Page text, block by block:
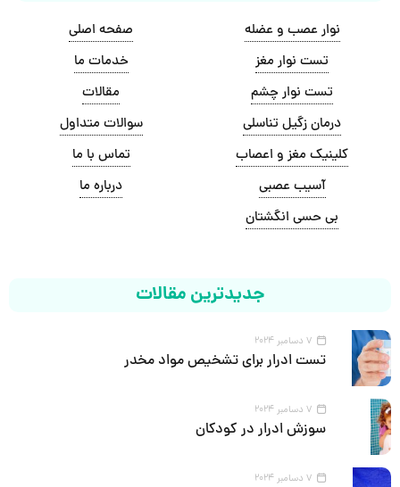
نوار عصب و عضله
تست نوار مغز
تست نوار چشم
درمان زگیل تناسلی
کلینیک مغز و اعصاب
آسیب عصبی
بی حسی انگشتان
صفحه اصلی
خدمات ما
مقالات
سوالات متداول
تماس با ما
درباره ما
جدیدترین مقالات
7 دسامبر 2024
تست ادرار برای تشخیص مواد مخدر
7 دسامبر 2024
سوزش ادرار در کودکان
7 دسامبر 2024